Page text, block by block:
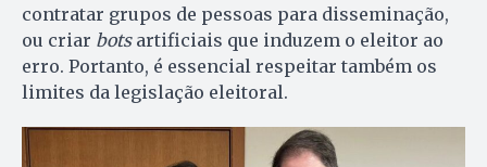
contratar grupos de pessoas para disseminação,
ou criar botsartificiais que induzem o eleitor ao
erro. Portanto, é essencial respeitar também os
limites da legislação eleitoral.